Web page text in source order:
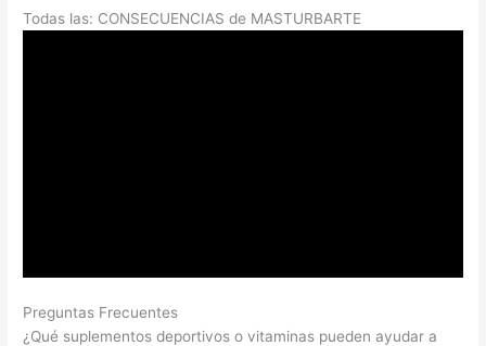
Todas las: CONSECUENCIAS de MASTURBARTE
Preguntas Frecuentes
¿Qué suplementos deportivos o vitaminas pueden ayudar a